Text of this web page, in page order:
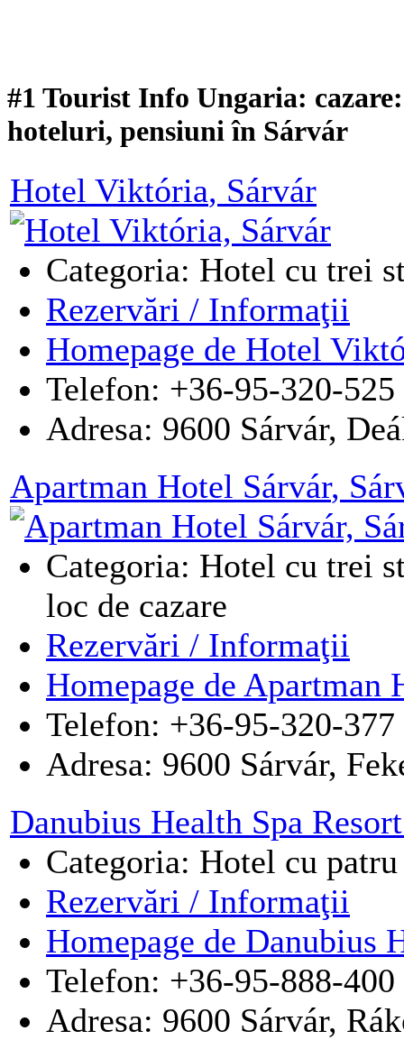
#1 Tourist Info Ungaria:
hoteluri, pensiuni în Sárvár
Hotel Viktória, Sárvár
Categoria: Hotel cu trei
Rezervări / Informaţii
Homepage de Hotel
Telefon: +36-95-320-525
Adresa: 9600 Sárvár,
Apartman Hotel Sárvár,
Categoria: Hotel cu trei
loc de cazare
Rezervări / Informaţii
Homepage de Apartman
Telefon: +36-95-320-
Adresa: 9600 Sárvár,
Danubius Health Spa
Categoria: Hotel cu
Rezervări / Informaţii
Homepage de Danubius
Telefon: +36-95-888-400
Adresa: 9600 Sárvár,